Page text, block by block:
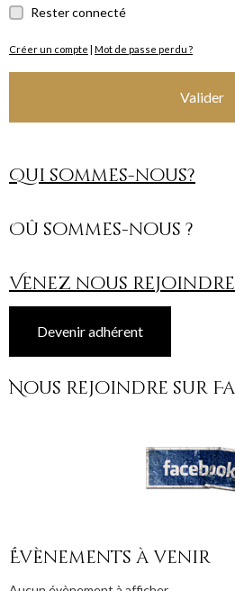
Rester connecté
Créer un compte | Mot de passe perdu ?
Valider
Qui sommes-nous?
Oû sommes-nous ?
Venez nous
Devenir adhérent
Nous rejoindre sur
Évènements à venir